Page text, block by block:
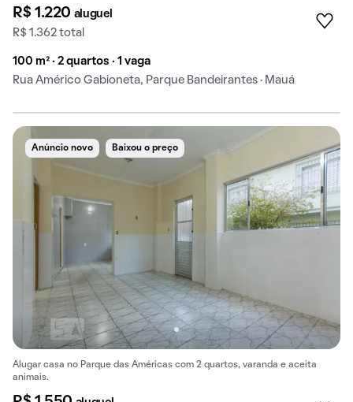
R$ 1.220 aluguel
R$ 1.362 total
100 m² · 2 quartos · 1 vaga
Rua Américo Gabioneta, Parque Bandeirantes · Mauá
Anúncio novo Baixou o preço
Alugar casa no Parque das Américas com 2 quartos, varanda e aceita
animais.